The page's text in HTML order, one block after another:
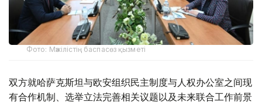
Фото: Мәжілістің баспасөз қызметі
双方就哈萨克斯坦与欧安组织民主制度与人权办公室之间现
有合作机制、选举立法完善相关议题以及未来联合工作前景